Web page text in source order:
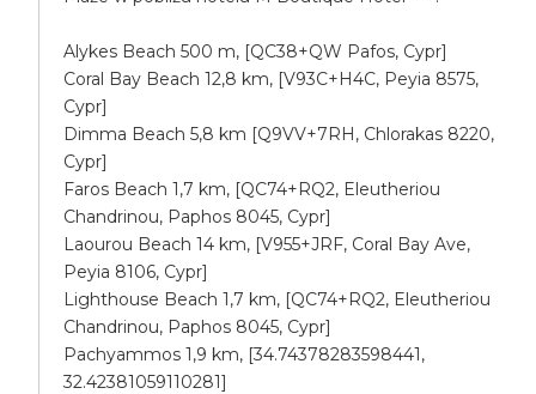
Alykes Beach 500 m, [QC38+QW Pafos, Cypr]
Coral Bay Beach 12,8 km, [V93C+H4C, Peyia 8575,
Cypr]
Dimma Beach 5,8 km [Q9VV+7RH, Chlorakas 8220,
Cypr]
Faros Beach 1,7 km, [QC74+RQ2, Eleutheriou
Chandrinou, Paphos 8045, Cypr]
Laourou Beach 14 km, [V955+JRF, Coral Bay Ave,
Peyia 8106, Cypr]
Lighthouse Beach 1,7 km, [QC74+RQ2, Eleutheriou
Chandrinou, Paphos 8045, Cypr]
Pachyammos 1,9 km, [34.74378283598441,
32.42381059110281]